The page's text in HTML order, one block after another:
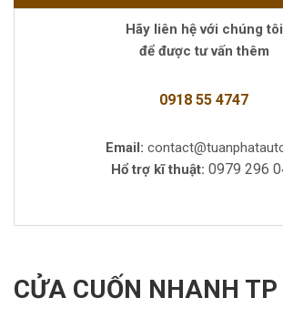
Hãy liên hệ với chúng tôi
để được tư vấn thêm
0918 55 4747
Email:
Hổ trợ kĩ thuật: 0979 296
CỬA CUỐN NHANH TP